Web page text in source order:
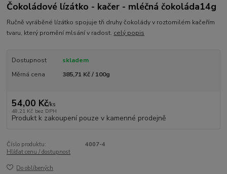
Čokoládové lízátko - kačer - mléčná čokoláda14g
Ručně vyráběné lízátko spojuje tři druhy čokolády v roztomilém kačeřím
tvaru, který promění mlsání v radost. celý popis
Dostupnost
skladem
Měrná cena
385,71 Kč / 100g
54,00 Kč/ks
48,21 Kč bez DPH
Produkt k zakoupení pouze v kamenné prodejně
Číslo produktu:
4007-4
Hlídat cenu / dostupnost
Do oblíbených